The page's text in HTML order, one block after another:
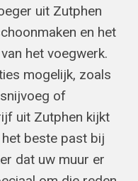
uit Zutphen
en het
het voegwerk.
mogelijk, zoals
of
uit Zutphen kijkt
beste past bij
dat uw muur er